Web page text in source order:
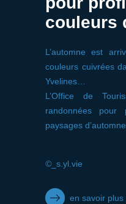
couleurs
L’automne est
couleurs cuivrées
Yvelines…
L’Office de
randonnées
paysages
©_s.yl.vie
en savoir plus